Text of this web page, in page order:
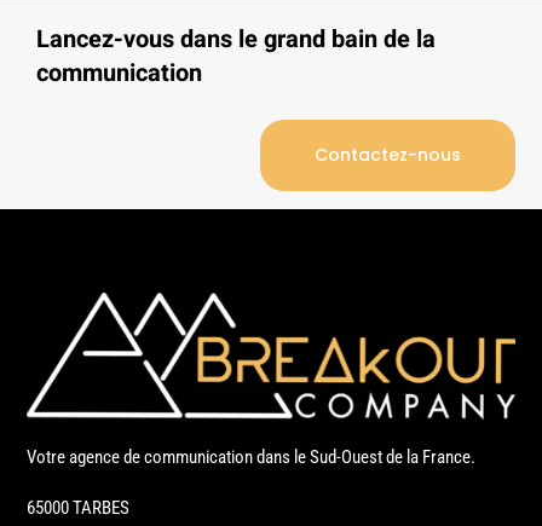
Lancez-vous dans le grand bain de la
communication
Contactez-nous
Votre agence de communication dans le Sud-Ouest de la France.
65000 TARBES